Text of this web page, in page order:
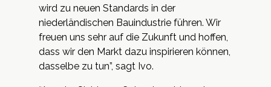
wird zu neuen Standards in der
niederländischen Bauindustrie führen. Wir
freuen uns sehr auf die Zukunft und hoffen,
dass wir den Markt dazu inspirieren können,
dasselbe zu tun”, sagt Ivo.